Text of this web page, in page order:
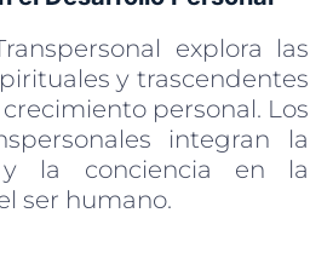
explora las
y trascendentes
personal. Los
integran la
y la conciencia en la
ser humano.